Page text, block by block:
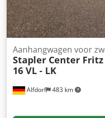
Alfdorf 483 km
Aanhangwagen voor
Stapler Center Fritz
16 VL - LK